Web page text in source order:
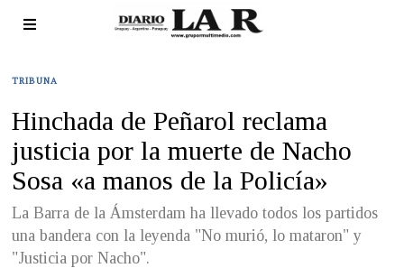
TRIBUNA
Hinchada de Peñarol reclama
justicia por la muerte de Nacho
Sosa «a manos de la Policía»
La Barra de la Ámsterdam ha llevado todos los partidos
una bandera con la leyenda "No murió, lo mataron" y
"Justicia por Nacho".